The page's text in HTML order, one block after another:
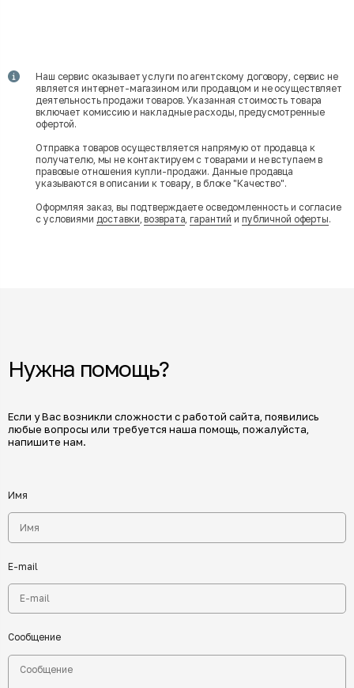
Наш сервис оказывает услуги по агентскому договору, сервис не
является интернет-магазином или продавцом и не осуществляет
деятельность продажи товаров. Указанная стоимость товара
включает комиссию и накладные расходы, предусмотренные
офертой.
Отправка товаров осуществляется напрямую от продавца к
получателю, мы не контактируем с товарами и не вступаем в
правовые отношения купли-продажи. Данные продавца
указываются в описании к товару, в блоке "Качество".
Оформляя заказ, вы подтверждаете осведомленность и согласие
с условиями доставки,возврата,гарантий и публичной оферты.
Нужна помощь?
Если у Вас возникли сложности с работой сайта, появились
любые вопросы или требуется наша помощь, пожалуйста,
напишите нам.
Имя
E-mail
Сообщение